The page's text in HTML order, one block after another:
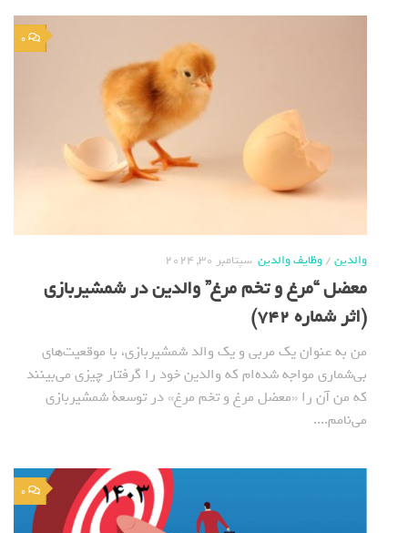
0
والدین/وظایف والدین سپتامبر 30, 2024
معضل “مرغ و تخم مرغ” والدین در شمشیربازی
(اثر شماره 742)
من به عنوان یک مربی و یک والد شمشیربازی، با موقعیت‌های
بی‌شماری مواجه شده‌ام که والدین خود را گرفتار چیزی می‌بینند
که من آن را «معضل مرغ و تخم مرغ» در توسعة شمشیربازی
می‌نامم....
0